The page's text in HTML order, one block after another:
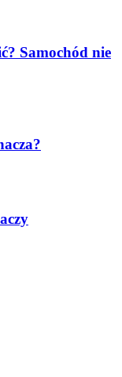
Samochód nie